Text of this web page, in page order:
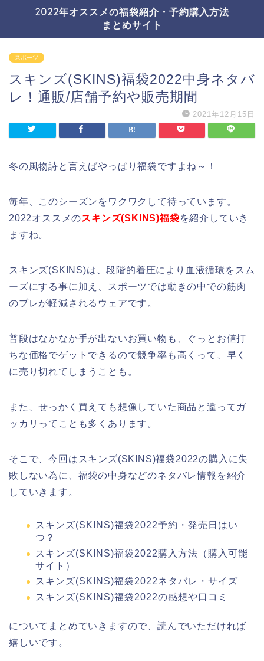
2022年オススメの福袋紹介・予約購入方法
まとめサイト
スポーツ
スキンズ(SKINS)福袋2022中身ネタバ
レ！通販/店舗予約や販売期間
2021年12月15日
冬の風物詩と言えばやっぱり福袋ですよね～！
毎年、このシーズンをワクワクして待っています。
2022オススメのスキンズ(SKINS)福袋を紹介していき
ますね。
スキンズ(SKINS)は、段階的着圧により血液循環をスム
ーズにする事に加え、スポーツでは動きの中での筋肉
のブレが軽減されるウェアです。
普段はなかなか手が出ないお買い物も、ぐっとお値打
ちな価格でゲットできるので競争率も高くって、早く
に売り切れてしまうことも。
また、せっかく買えても想像していた商品と違ってガ
ッカリってことも多くあります。
そこで、今回はスキンズ(SKINS)福袋2022の購入に失
敗しない為に、福袋の中身などのネタバレ情報を紹介
していきます。
スキンズ(SKINS)福袋2022予約・発売日はい
つ？
スキンズ(SKINS)福袋2022購入方法（購入可能
サイト）
スキンズ(SKINS)福袋2022ネタバレ・サイズ
スキンズ(SKINS)福袋2022の感想や口コミ
についてまとめていきますので、読んでいただければ
嬉しいです。